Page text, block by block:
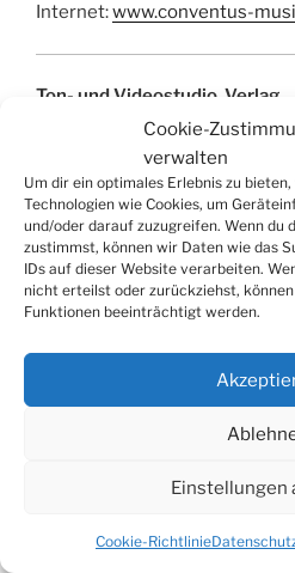
Cookie-
verwalten
Um dir ein optimales Erlebnis zu
Technologien wie Cookies, um
und/oder darauf zuzugreifen. Wenn du
zustimmst, können wir Daten wie das
IDs auf dieser Website verarbeiten.
nicht erteilst oder zurückziehst,
Funktionen beeinträchtigt werden.
Einstellungen
Cookie-Richtlinie
Internet:www.conventus-
Ton- und Videostudio Verlag
SUCHE
Suchen
nach:
© 2026Tonkünstlerverband